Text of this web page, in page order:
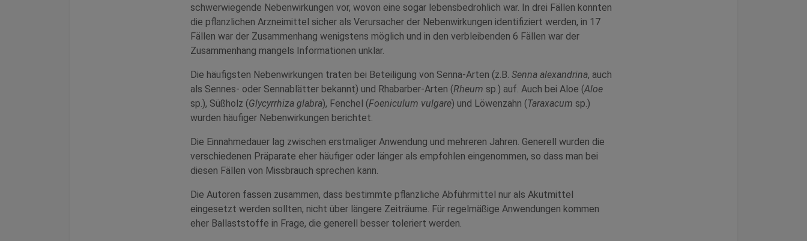
schwerwiegende Nebenwirkungen vor, wovon eine sogar lebensbedrohlich war. In drei Fällen konnten
die pflanzlichen Arzneimittel sicher als Verursacher der Nebenwirkungen identifiziert werden, in 17
Fällen war der Zusammenhang wenigstens möglich und in den verbleibenden 6 Fällen war der
Zusammenhang mangels Informationen unklar.
Die häufigsten Nebenwirkungen traten bei Beteiligung von Senna-Arten (z.B. Senna alexandrina, auch
als Sennes- oder Sennablätter bekannt) und Rhabarber-Arten (Rheum sp.) auf. Auch bei Aloe (Aloe
sp.), Süßholz (Glycyrrhiza glabra), Fenchel (Foeniculum vulgare) und Löwenzahn (Taraxacum sp.)
wurden häufiger Nebenwirkungen berichtet.
Die Einnahmedauer lag zwischen erstmaliger Anwendung und mehreren Jahren. Generell wurden die
verschiedenen Präparate eher häufiger oder länger als empfohlen eingenommen, so dass man bei
diesen Fällen von Missbrauch sprechen kann.
Die Autoren fassen zusammen, dass bestimmte pflanzliche Abführmittel nur als Akutmittel
eingesetzt werden sollten, nicht über längere Zeiträume. Für regelmäßige Anwendungen kommen
eher Ballaststoffe in Frage, die generell besser toleriert werden.